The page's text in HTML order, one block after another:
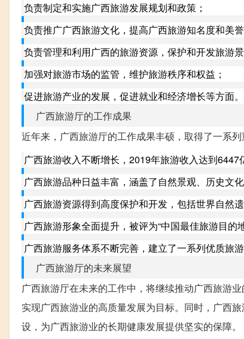
负责制定和实施广西旅游发展规划和政策；
负责推广广西旅游文化，提高广西旅游知名度和美誉
负责管理和利用广西的旅游资源，保护和开发旅游景
加强对旅游市场的监管，维护旅游秩序和权益；
促进旅游产业的发展，促进就业和经济增长等方面。
广西旅游厅的工作成果
近年来，广西旅游厅的工作成果丰硕，取得了一系列
广西旅游收入不断增长，2019年旅游收入达到6447
广西旅游品种日益丰富，涵盖了自然景观、历史文
广西旅游资源得到高度保护和开发，包括世界自然
广西旅游形象全面提升，被评为“中国最佳旅游目的
广西旅游服务体系不断完善，建立了一系列优质旅游
广西旅游厅的未来展望
广西旅游厅在未来的工作中，将继续推动广西旅游
实现广西旅游业的高质量发展为目标。同时，广西
设，为广西旅游业的长期健康发展提供坚实的保障。